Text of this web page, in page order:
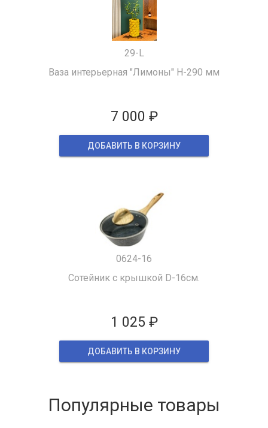
29-L
Ваза интерьерная "Лимоны" H-290 мм
7 000 ₽
ДОБАВИТЬ В КОРЗИНУ
0624-16
Сотейник с крышкой D-16см.
1 025 ₽
ДОБАВИТЬ В КОРЗИНУ
Популярные товары